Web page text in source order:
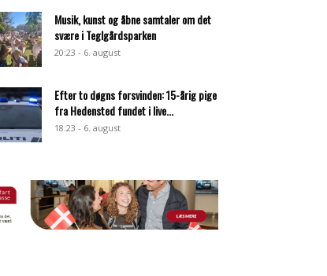
Musik, kunst og åbne samtaler om det
svære i Teglgårdsparken
20:23 - 6. august
Efter to døgns forsvinden: 15-årig pige
fra Hedensted fundet i live...
18:23 - 6. august